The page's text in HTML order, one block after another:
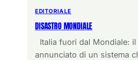
EDITORIALE
DISASTRO MONDIALE
Italia fuori dal Mondiale:
annunciato di un sistema